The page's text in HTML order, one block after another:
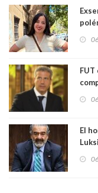
FUT
El
día